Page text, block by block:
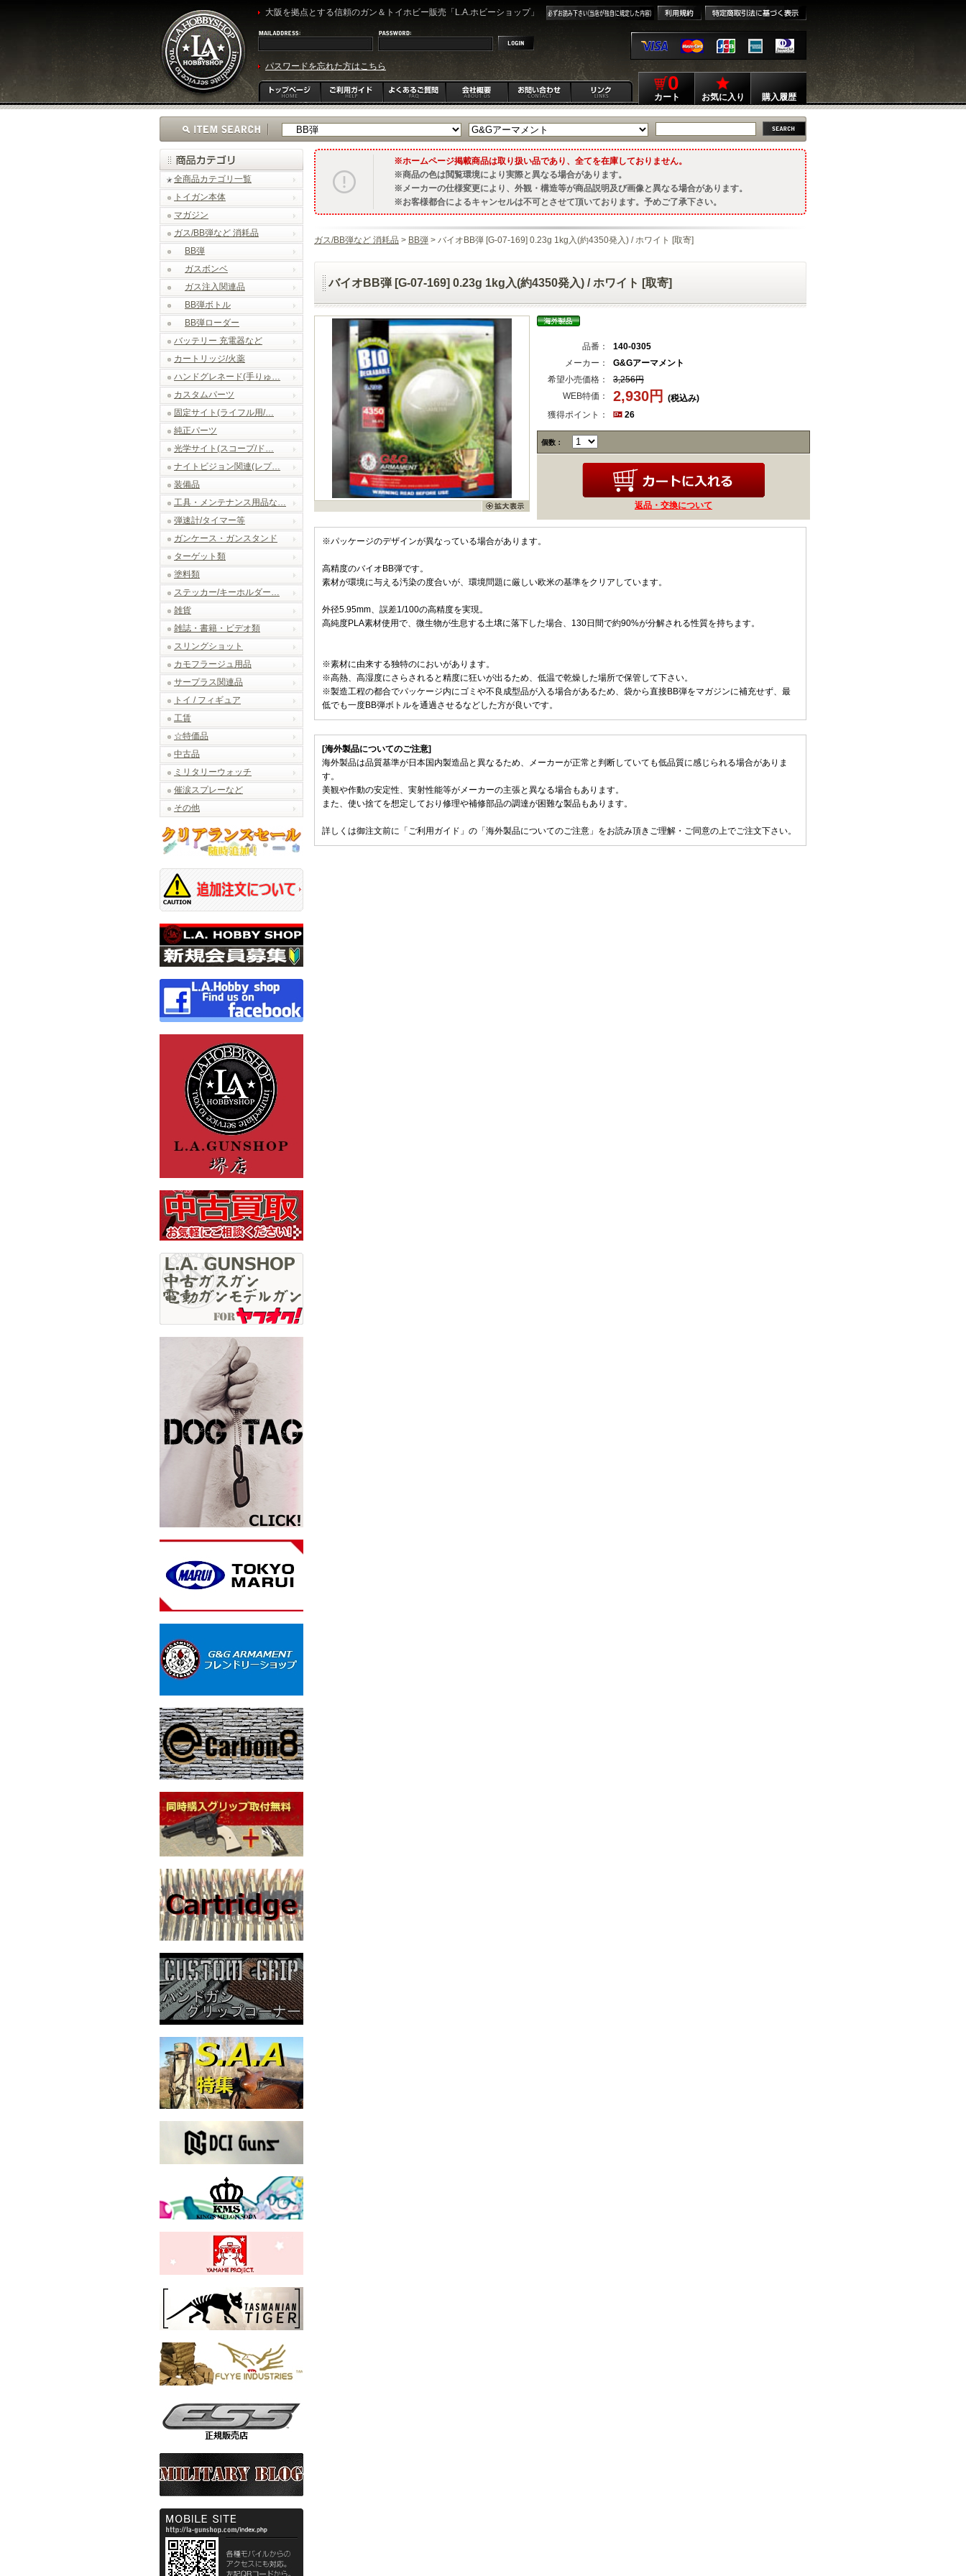
大阪を拠点とする信頼のガン＆トイホビー販売「L.A.ホビーショップ」
パスワードを忘れた方はこちら
0
カート お気に入り 購入履歴
全商品カテゴリ一覧
トイガン本体
マガジン
ガス/BB弾など 消耗品
BB弾
ガスボンベ
ガス注入関連品
BB弾ボトル
BB弾ローダー
バッテリー 充電器など
カートリッジ/火薬
ハンドグレネード(手りゅ…
カスタムパーツ
固定サイト(ライフル用/…
純正パーツ
光学サイト(スコープ/ド…
ナイトビジョン関連(レプ…
装備品
工具・メンテナンス用品な…
弾速計/タイマー等
ガンケース・ガンスタンド
ターゲット類
塗料類
ステッカー/キーホルダー…
雑貨
雑誌・書籍・ビデオ類
スリングショット
カモフラージュ用品
サープラス関連品
トイ / フィギュア
工賃
☆特価品
中古品
ミリタリーウォッチ
催涙スプレーなど
その他
ホームページ掲載商品は取り扱い品であり、全てを在庫しておりません。
商品の色は閲覧環境により実際と異なる場合があります。
メーカーの仕様変更により、外観・構造等が商品説明及び画像と異なる場合があります。
お客様都合によるキャンセルは不可とさせて頂いております。予めご了承下さい。
ガス/BB弾など 消耗品 > BB弾 > バイオBB弾 [G-07-169] 0.23g 1kg入(約4350発入) / ホワイト [取寄]
バイオBB弾 [G-07-169] 0.23g 1kg入(約4350発入) / ホワイト [取寄]
品番：
140-0305
メーカー：
G&Gアーマメント
希望小売価格：
3,256円
WEB特価：
2,930円
(税込み)
獲得ポイント：
26
個数：
返品・交換について
※パッケージのデザインが異なっている場合があります。
高精度のバイオBB弾です。
素材が環境に与える汚染の度合いが、環境問題に厳しい欧米の基準をクリアしています。
外径5.95mm、誤差1/100の高精度を実現。
高純度PLA素材使用で、微生物が生息する土壌に落下した場合、130日間で約90%が分解される性質を持ちます。
※素材に由来する独特のにおいがあります。
※高熱、高湿度にさらされると精度に狂いが出るため、低温で乾燥した場所で保管して下さい。
※製造工程の都合でパッケージ内にゴミや不良成型品が入る場合があるため、袋から直接BB弾をマガジンに補充せず、最
低でも一度BB弾ボトルを通過させるなどした方が良いです。
[海外製品についてのご注意]
海外製品は品質基準が日本国内製造品と異なるため、メーカーが正常と判断していても低品質に感じられる場合がありま
す。
美観や作動の安定性、実射性能等がメーカーの主張と異なる場合もあります。
また、使い捨てを想定しており修理や補修部品の調達が困難な製品もあります。
詳しくは御注文前に「ご利用ガイド」の「海外製品についてのご注意」をお読み頂きご理解・ご同意の上でご注文下さい。